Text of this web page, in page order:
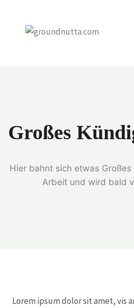
springen
Großes
Hier bahnt sich etwas
Arbeit und wird bald
Lorem ipsum dolor sit amet, vis